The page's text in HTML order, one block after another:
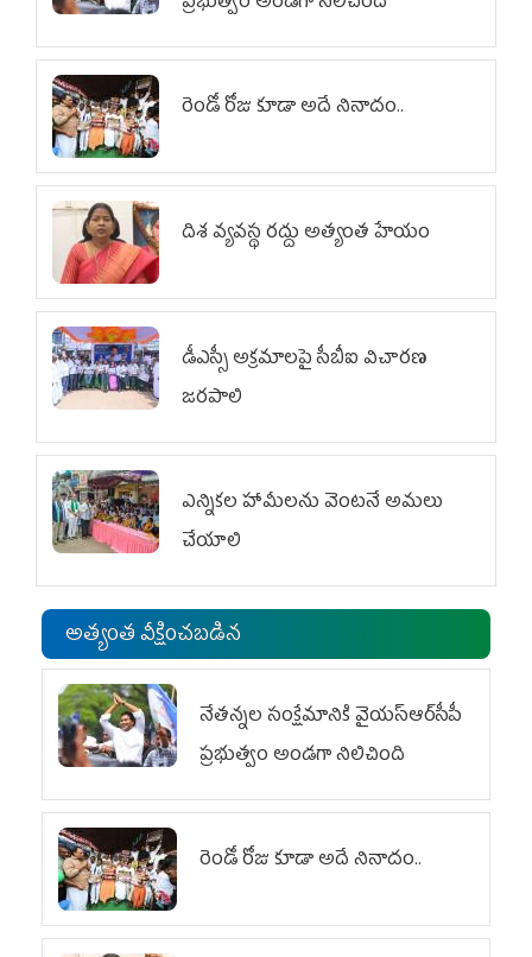
రెండో రోజు కూడా అదే నినాదం..
దిశ వ్యవస్థ రద్దు అత్యంత హేయం
డీఎస్సీ అక్రమాలపై సీబీఐ విచారణ
జరపాలి
ఎన్నికల హామీలను వెంటనే అమలు
చేయాలి
అత్యంత వీక్షించబడిన
నేతన్నల సంక్షేమానికి వైయ‌స్ఆర్‌సీపీ
ప్రభుత్వం అండగా నిలిచింది
రెండో రోజు కూడా అదే నినాదం..